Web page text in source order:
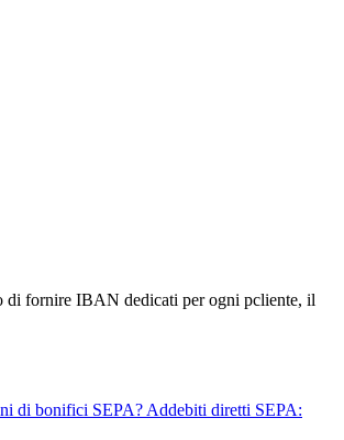
di fornire IBAN dedicati per ogni pcliente, il
di bonifici SEPA? Addebiti diretti SEPA: